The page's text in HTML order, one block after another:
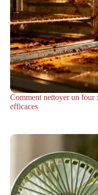
Comment nettoyer un four
efficaces